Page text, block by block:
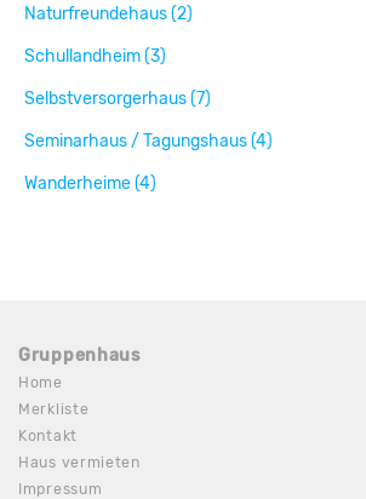
Naturfreundehaus (2)
Schullandheim (3)
Selbstversorgerhaus (7)
Seminarhaus / Tagungshaus (4)
Wanderheime (4)
Gruppenhaus
Home
Merkliste
Kontakt
Haus vermieten
Impressum